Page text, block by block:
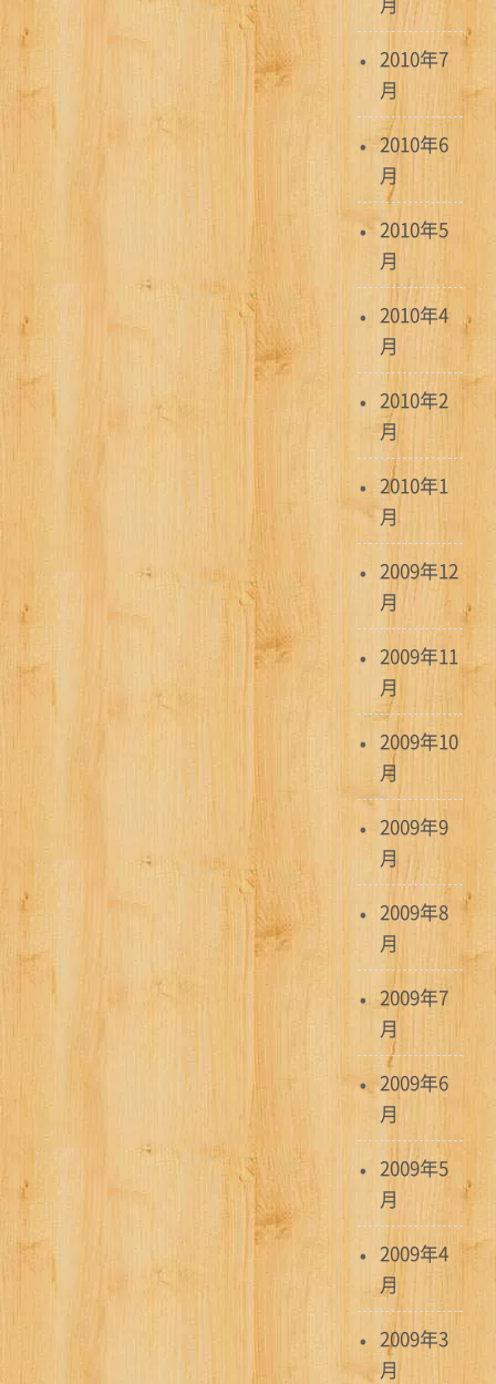
2010年7
月
2010年6
月
2010年5
月
2010年4
月
2010年2
月
2010年1
月
2009年12
月
2009年11
月
2009年10
月
2009年9
月
2009年8
月
2009年7
月
2009年6
月
2009年5
月
2009年4
月
2009年3
月